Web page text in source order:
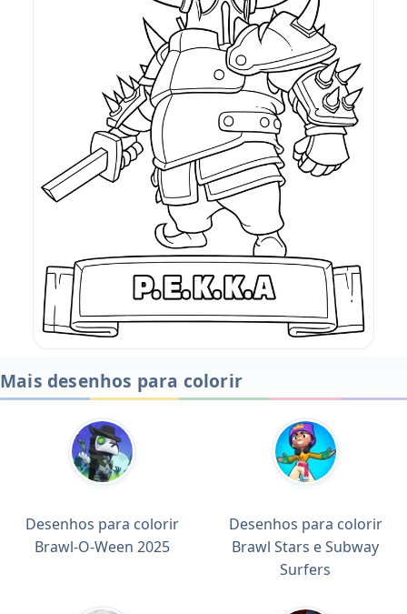
Mais desenhos para colorir
Desenhos para colorir
Brawl-O-Ween 2025
Desenhos para colorir
Brawl Stars e Subway
Surfers